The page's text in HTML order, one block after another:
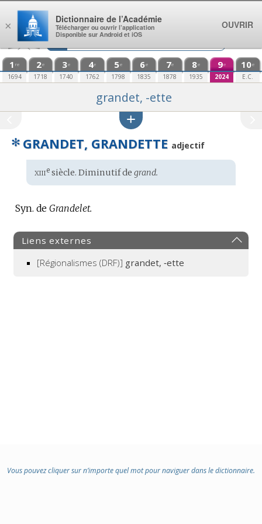
Aller au contenu
1 re
1694
2e
1718
3e
1740
4e
1762
5e
1798
6e
1835
7e
1878
8e
1935
9e
2024
10e
E.C.
grandet, -ette
✻ GRANDET, GRANDETTE adjectif
Étymologie
:
xiiiesiècle. Diminutif de grand.
Syn. de Grandelet.
Liens externes
[Régionalismes (DRF)] grandet, ‑ette
Vous pouvez cliquer sur n’importe quel mot pour naviguer dans le dictionnaire.
×
Dictionnaire de l’Académie
Télécharger ou ouvrir l’application
Disponible sur Android et iOS
OUVRIR